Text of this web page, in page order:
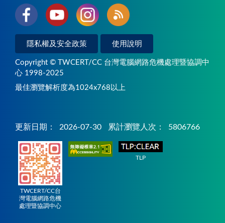
隱私權及安全政策 使用說明
Copyright © TWCERT/CC 台灣電腦網路危機處理暨協調中
心 1998-2025
最佳瀏覽解析度為1024x768以上
更新日期： 2026-07-30 累計瀏覽人次： 5806766
TWCERT/CC台
灣電腦網路危機
處理暨協調中心
TLP